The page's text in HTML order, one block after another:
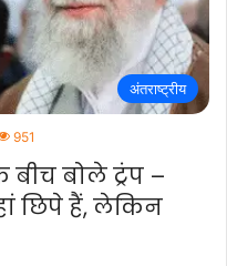
अंतराष्ट्रीय
951
बोले ट्रंप –
छिपे हैं, लेकिन